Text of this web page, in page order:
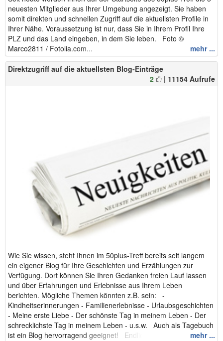
neuesten Mitglieder aus Ihrer Umgebung angezeigt. Sie haben
somit direkten und schnellen Zugriff auf die aktuellsten Profile in
Ihrer Nähe. Voraussetzung ist nur, dass Sie in Ihrem Profil Ihre
PLZ und das Land eingeben, in dem Sie leben. Foto ©
Marco2811 / Fotolia.com...
mehr ...
Direktzugriff auf die aktuellsten Blog-Einträge
2
| 11154 Aufrufe
Wie Sie wissen, steht Ihnen im 50plus-Treff bereits seit langem
ein eigener Blog für Ihre Geschichten und Erzählungen zur
Verfügung. Dort können Sie Ihren Gedanken freien Lauf lassen
und über Erfahrungen und Erlebnisse aus Ihrem Leben
berichten. Mögliche Themen könnten z.B. sein: -
Kindheitserinnerungen - Familienerlebnisse - Urlaubsgeschichten
- Meine erste Liebe - Der schönste Tag in meinem Leben - Der
schrecklichste Tag in meinem Leben - u.s.w. Auch als Tagebuch
ist ein Blog hervorragend geeignet! Endlich werden den ...mehr ...